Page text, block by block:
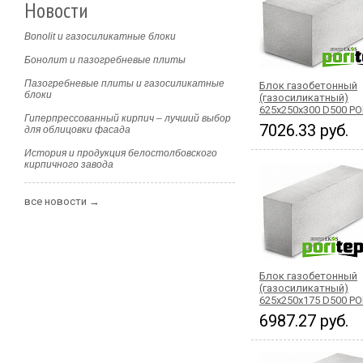
Блок газобетонный
(газосиликатный)
625x250x300 D500
7026.33 руб.
Блок газобетонный
(газосиликатный)
625x250x175 D500
6987.27 руб.
Новости
Bonolit и газосиликатные блоки
Бонолит и пазогребневые плиты
Пазогребневые плиты и газосиликатные
блоки
Гиперпрессованный кирпич – лучший выбор
для облицовки фасада
История и продукция белостолбовского
кирпичного завода
все новости →